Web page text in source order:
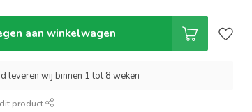
aan winkelwagen
leveren wij binnen 1 tot 8 weken
product